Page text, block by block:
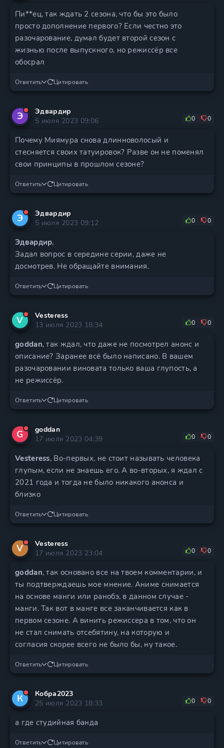
Пи**ец, так ждать 2 сезона, что бы это было
просто дополнение первого? Если честно это
разочарование, думал будет второй сезон с
жизнью после выпускного, но режиссёр все
обосрал
Ответить Цитировать
Э
Эдвардир
5 июля 2023 09:06
0 0
Почему Миямура снова длинноволосый и
стесняется своих татуировок? Разве он не поменял
свои принципы в прошлом сезоне?
Ответить Цитировать
Э
Эдвардир
5 июля 2023 09:12
0 0
Эдвардир,
Задал вопрос в середине серии, даже не
досмотрев. Не обращайте внимания.
Ответить Цитировать
V
Vesteress
13 июля 2023 18:34
0 0
goddan, так ждал, что даже не посмотрел анонс и
описание? Заранее всё было написано. В вашем
разочаровании виновата только ваша глупость, а
не режиссёр.
Ответить Цитировать
G
goddan
17 июля 2023 04:39
0 0
Vesteress, Во-первых, не стоит называть человека
глупым, если не знаешь его. А во-вторых, я ждал с
2021 года и тогда не было никакого анонса и
близко
Ответить Цитировать
V
Vesteress
17 июля 2023 23:04
0 0
goddan, так основано все на твоем комментарии, и
ты подтверждаешь мое мнение. Аниме снимается
на основе манги или ранобэ, в данном случае -
манги. Так вот в манге все заканчивается как в
первом сезоне. А винить режиссера в том, что он
не стал снимать отсебятину, на которую и
согласия скорее всего не было бы, ну такое.
Ответить Цитировать
К
Кобра2023
25 июля 2023 18:33
0 0
а где студийная банда
Ответить Цитировать